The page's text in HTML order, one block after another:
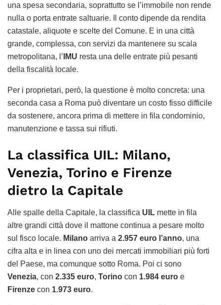
una spesa secondaria, soprattutto se l’immobile non rende
nulla o porta entrate saltuarie. Il conto dipende da rendita
catastale, aliquote e scelte del Comune. E in una città
grande, complessa, con servizi da mantenere su scala
metropolitana, l’ IMU resta una delle entrate più pesanti
della fiscalità locale.
Per i proprietari, però, la questione è molto concreta: una
seconda casa a Roma può diventare un costo fisso difficile
da sostenere, ancora prima di mettere in fila condominio,
manutenzione e tassa sui rifiuti.
La classifica UIL: Milano,
Venezia, Torino e Firenze
dietro la Capitale
Alle spalle della Capitale, la classifica UIL mette in fila
altre grandi città dove il mattone continua a pesare molto
sul fisco locale. Milano arriva a 2.957 euro l’anno, una
cifra alta e in linea con uno dei mercati immobiliari più forti
del Paese, ma comunque sotto Roma. Poi ci sono
Venezia, con 2.335 euro, Torino con 1.984 euro e
Firenze con 1.973 euro.